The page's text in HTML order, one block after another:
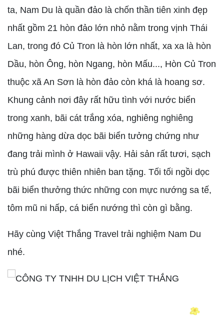
ta, Nam Du là quần đảo là chốn thần tiên xinh đẹp
nhất gồm 21 hòn đảo lớn nhỏ nằm trong vịnh Thái
Lan, trong đó Củ Tron là hòn lớn nhất, xa xa là hòn
Dầu, hòn Ông, hòn Ngang, hòn Mấu..., Hòn Củ Tron
thuộc xã An Sơn là hòn đảo còn khá là hoang sơ.
Khung cảnh nơi đây rất hữu tình với nước biển
trong xanh, bãi cát trắng xóa, nghiêng nghiêng
những hàng dừa dọc bãi biển tưởng chứng như
đang trải mình ở Hawaii vậy. Hải sản rất tươi, sạch
trù phú được thiên nhiên ban tặng. Tối tối ngồi dọc
bãi biển thưởng thức những con mực nướng sa tế,
tôm mũ ni hấp, cá biển nướng thì còn gì bằng.
Hãy cùng Việt Thắng Travel trải nghiệm Nam Du
nhé.